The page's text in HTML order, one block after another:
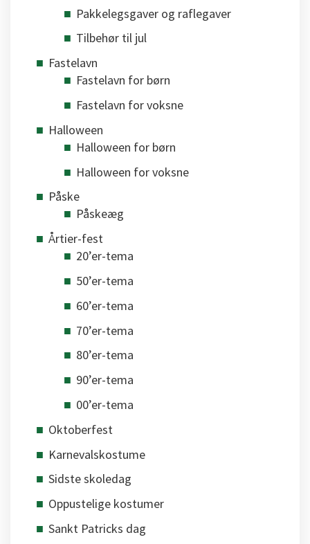
Pakkelegsgaver og raflegaver
Tilbehør til jul
Fastelavn
Fastelavn for børn
Fastelavn for voksne
Halloween
Halloween for børn
Halloween for voksne
Påske
Påskeæg
Årtier-fest
20’er-tema
50’er-tema
60’er-tema
70’er-tema
80’er-tema
90’er-tema
00’er-tema
Oktoberfest
Karnevalskostume
Sidste skoledag
Oppustelige kostumer
Sankt Patricks dag